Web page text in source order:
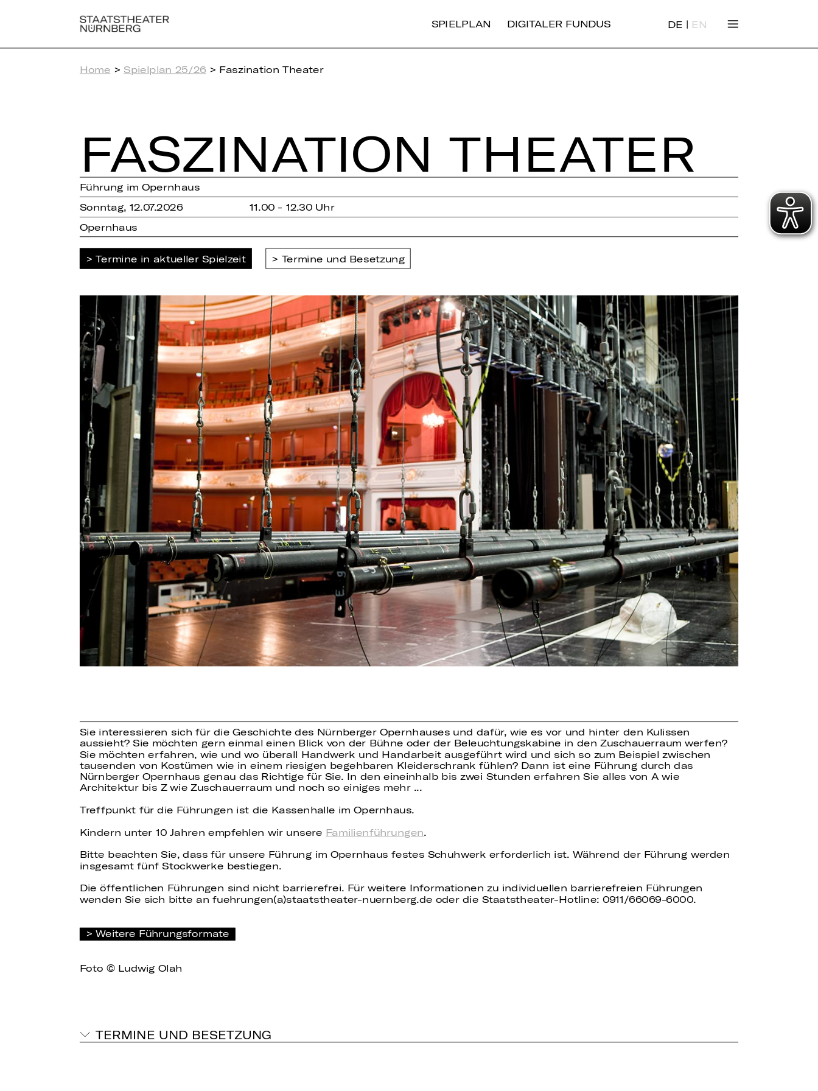
SPIELPLAN DIGITALER FUNDUS DE | EN
Home > Spielplan 25/26 > Faszination Theater
FAS­ZI­NA­TI­ON THEA­TER
Führung im Opernhaus
Sonntag, 12.07.2026
11.00 - 12.30 Uhr
Opernhaus
Termine in aktueller Spielzeit Termine und Besetzung
Sie interessieren sich für die Geschichte des Nürnberger Opernhauses und dafür, wie es vor und hinter den Kulissen
aussieht? Sie möchten gern einmal einen Blick von der Bühne oder der Beleuchtungskabine in den Zuschauerraum werfen?
Sie möchten erfahren, wie und wo überall Handwerk und Handarbeit ausgeführt wird und sich so zum Beispiel zwischen
tausenden von Kostümen wie in einem riesigen begehbaren Kleiderschrank fühlen? Dann ist eine Führung durch das
Nürnberger Opernhaus genau das Richtige für Sie. In den eineinhalb bis zwei Stunden erfahren Sie alles von A wie
Architektur bis Z wie Zuschauerraum und noch so einiges mehr ...
Treffpunkt für die Führungen ist die Kassenhalle im Opernhaus.
Kindern unter 10 Jahren empfehlen wir unsere Familienführungen.
Bitte beachten Sie, dass für unsere Führung im Opernhaus festes Schuhwerk erforderlich ist. Während der Führung werden
insgesamt fünf Stockwerke bestiegen.
Die öffentlichen Führungen sind nicht barrierefrei. Für weitere Informationen zu individuellen barrierefreien Führungen
wenden Sie sich bitte an fuehrungen(a)staatstheater-nuernberg.de oder die Staatstheater-Hotline: 0911/66069-6000.
Weitere Führungsformate
Foto © Ludwig Olah
TERMINE UND BESETZUNG